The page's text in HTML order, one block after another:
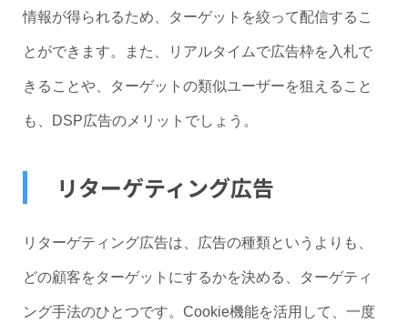
情報が得られるため、ターゲットを絞って配信するこ
とができます。また、リアルタイムで広告枠を入札で
きることや、ターゲットの類似ユーザーを狙えること
も、DSP広告のメリットでしょう。
リターゲティング広告
リターゲティング広告は、広告の種類というよりも、
どの顧客をターゲットにするかを決める、ターゲティ
ング手法のひとつです。Cookie機能を活用して、一度